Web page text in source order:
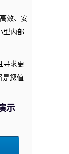
效、安
型内部
寻求更
是您值
示